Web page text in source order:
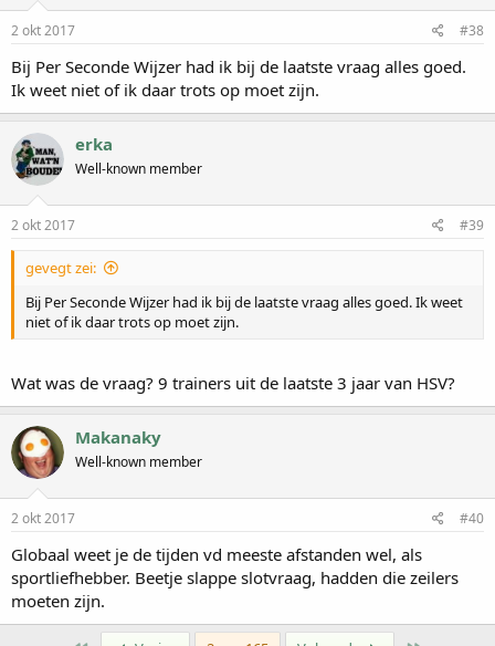
2 okt 2017 #38
Bij Per Seconde Wijzer had ik bij de laatste vraag alles goed.
Ik weet niet of ik daar trots op moet zijn.
erka
Well-known member
2 okt 2017 #39
gevegt zei:
Bij Per Seconde Wijzer had ik bij de laatste vraag alles goed. Ik weet
niet of ik daar trots op moet zijn.
Wat was de vraag? 9 trainers uit de laatste 3 jaar van HSV?
Makanaky
Well-known member
2 okt 2017 #40
Globaal weet je de tijden vd meeste afstanden wel, als
sportliefhebber. Beetje slappe slotvraag, hadden die zeilers
moeten zijn.